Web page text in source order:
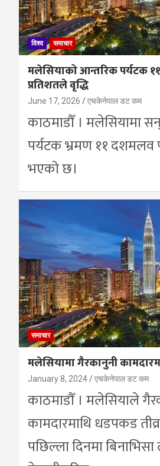
विश्व समाचार
मलेसियाको आन्तरिक पर्यटक
प्रतिशतले वृद्धि
June 17, 2026 एचकेनेपाल डट कम
काठमाडाैँ । मलेसियामा
पर्यटक भ्रमण ११ दशमलव
भएको छ।
समाचार
मलेसियामा गैरकानुनी
January 8, 2024 एचकेनेपाल डट कम
काठमाडौँ । मलेसियाले
कामदारमाथि धडपकड
पछिल्ला दिनमा